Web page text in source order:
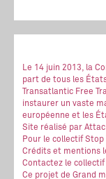
Le 14 juin 2013, la
part de tous les
Transatlantic Free
instaurer un vaste
européenne et les
Site réalisé par Attac
Pour le collectif Stop
Crédits et mentions
Contactez le collectif
Ce projet de Grand